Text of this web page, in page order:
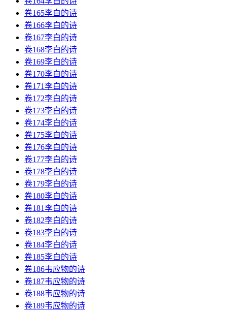
卷165李白的诗
卷166李白的诗
卷167李白的诗
卷168李白的诗
卷169李白的诗
卷170李白的诗
卷171李白的诗
卷172李白的诗
卷173李白的诗
卷174李白的诗
卷175李白的诗
卷176李白的诗
卷177李白的诗
卷178李白的诗
卷179李白的诗
卷180李白的诗
卷181李白的诗
卷182李白的诗
卷183李白的诗
卷184李白的诗
卷185李白的诗
卷186韦应物的诗
卷187韦应物的诗
卷188韦应物的诗
卷189韦应物的诗